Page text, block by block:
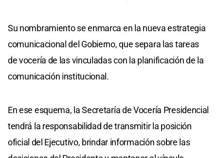
Su nombramiento se enmarca en la nueva estrategia
comunicacional del Gobierno, que separa las tareas
de vocería de las vinculadas con la planificación de la
comunicación institucional.
En ese esquema, la Secretaría de Vocería Presidencial
tendrá la responsabilidad de transmitir la posición
oficial del Ejecutivo, brindar información sobre las